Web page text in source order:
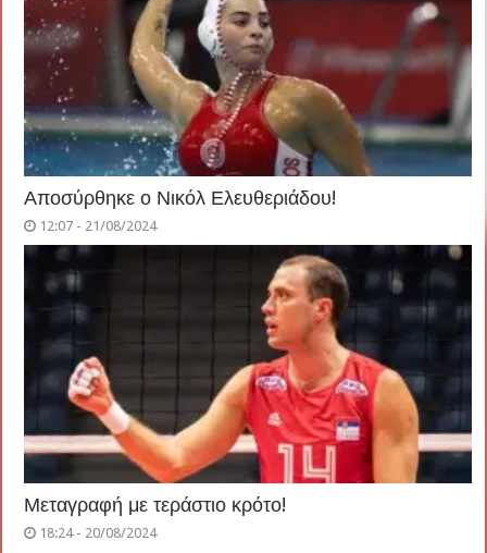
Αποσύρθηκε ο Νικόλ Ελευθεριάδου!
12:07 - 21/08/2024
Μεταγραφή με τεράστιο κρότο!
18:24 - 20/08/2024